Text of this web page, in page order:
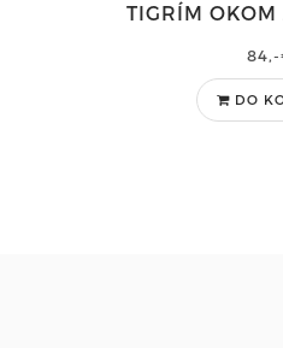
TIGRÍM OKOM
DO